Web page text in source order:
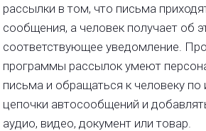
рассылки в том, что письма
сообщения, а человек получает об
соответствующее уведомление.
программы рассылок умеют
письма и обращаться к человеку по
цепочки автосообщений и
аудио, видео, документ или товар.